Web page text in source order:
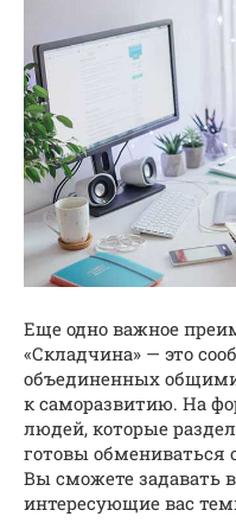
Еще одно важное
«Складчина» — это
объединенных
к саморазвитию. На
людей, которые
готовы
Вы сможете задавать
интересующие вас